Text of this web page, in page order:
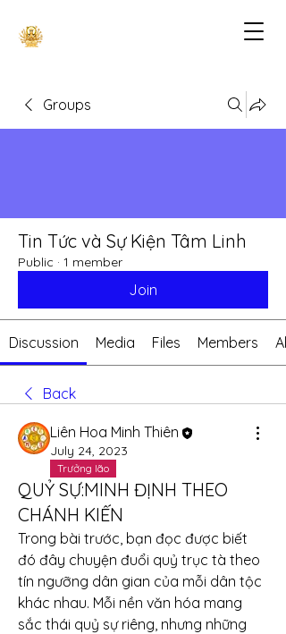
Groups
Tin Tức và Sự Kiện Tâm Linh
Public · 1 member
Join
Discussion Media Files Members
Back
Liên Hoa Minh Thiên
July 24, 2023
Trưởng lão
QUỶ SỰ:MINH ĐỊNH THEO
CHÁNH KIẾN
Trong bài trước, bạn đọc được biết
đó đây chuyện đuổi quỷ trục tà theo
tín ngưỡng dân gian của mỗi dân tộc
khác nhau. Mỗi nền văn hóa mang
sắc thái quỷ sự riêng, nhưng những